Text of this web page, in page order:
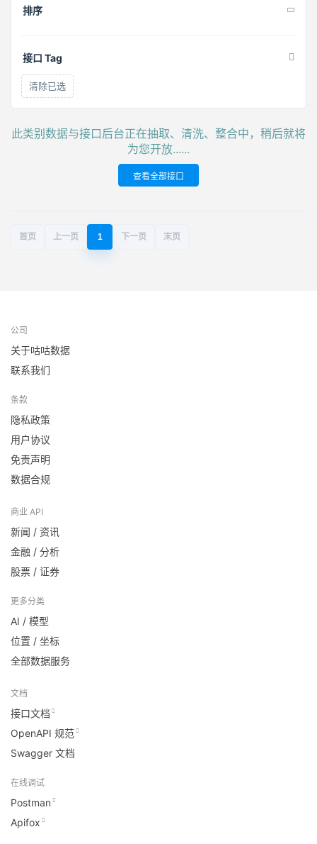
排序
接口 Tag
清除已选
此类别数据与接口后台正在抽取、清洗、整合中，稍后就将
为您开放......
查看全部接口
首页 上一页 1 下一页 末页
公司
关于咕咕数据
联系我们
条款
隐私政策
用户协议
免责声明
数据合规
商业 API
新闻 / 资讯
金融 / 分析
股票 / 证券
更多分类
AI / 模型
位置 / 坐标
全部数据服务
文档
接口文档
OpenAPI 规范
Swagger 文档
在线调试
Postman
Apifox